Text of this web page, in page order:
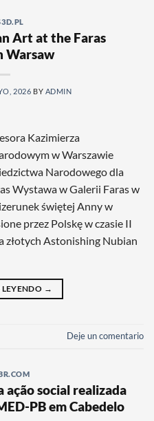
Art at the Faras
Warsaw
2026 BY ADMIN
Kazimierza
w Warszawie
Narodowego dla
Wystawa w Galerii Faras w
świętej Anny w
przez Polskę w czasie II
złotych Astonishing Nubian
→
Deje un comentario
ação social realizada
PB em Cabedelo